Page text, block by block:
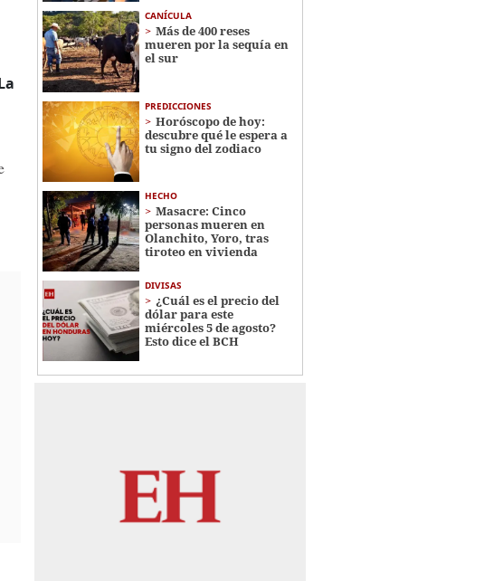
CANÍCULA
Más de 400 reses
mueren por la sequía en
el sur
PREDICCIONES
Horóscopo de hoy:
descubre qué le espera a
tu signo del zodiaco
HECHO
Masacre: Cinco
personas mueren en
Olanchito, Yoro, tras
tiroteo en vivienda
DIVISAS
¿Cuál es el precio del
dólar para este
miércoles 5 de agosto?
Esto dice el BCH